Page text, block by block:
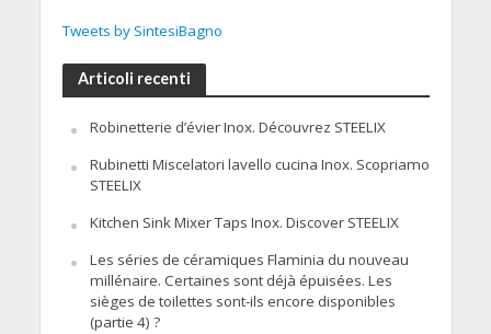
Tweets by SintesiBagno
Articoli recenti
Robinetterie d’évier Inox. Découvrez STEELIX
Rubinetti Miscelatori lavello cucina Inox. Scopriamo
STEELIX
Kitchen Sink Mixer Taps Inox. Discover STEELIX
Les séries de céramiques Flaminia du nouveau
millénaire. Certaines sont déjà épuisées. Les
sièges de toilettes sont-ils encore disponibles
(partie 4) ?